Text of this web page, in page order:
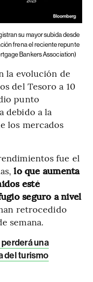
su mayor subida desde
frena el reciente repunte
Bankers Association)
la evolución de
del Tesoro a 10
punto
debido a la
los mercados
fue el
lo que aumenta
esté
seguro a nivel
retrocedido
semana.
perderá una
del turismo